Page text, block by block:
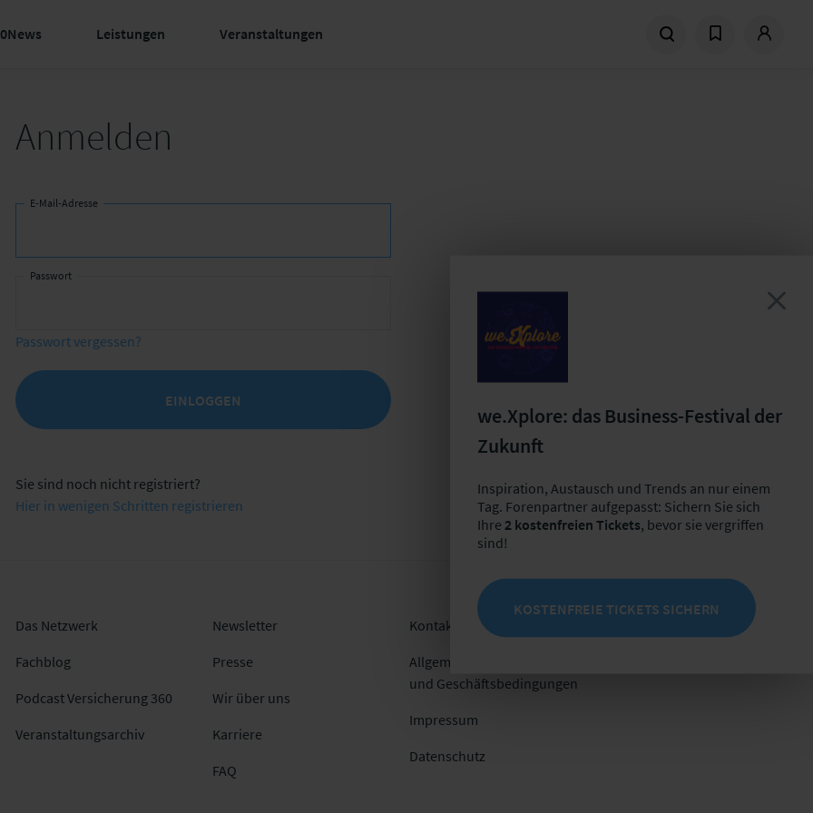
Leistungen Veranstaltungen
Anmelden
E-Mail-Adresse
Passwort
Passwort vergessen?
EINLOGGEN
Sie sind noch nicht registriert?
Hier in wenigen Schritten registrieren
we.Xplore: das Business-Festival der
Zukunft
Inspiration, Austausch und Trends an nur einem
Tag. Forenpartner aufgepasst: Sichern Sie sich
Ihre 2 kostenfreien Tickets, bevor sie vergriffen
sind!
KOSTENFREIE TICKETS SICHERN
Das Netzwerk
Fachblog
Podcast Versicherung 360
Veranstaltungsarchiv
Newsletter
Presse
Wir über uns
Karriere
FAQ
Kontakt
Allgemeine Veranstaltungs-
und Geschäftsbedingungen
Impressum
Datenschutz